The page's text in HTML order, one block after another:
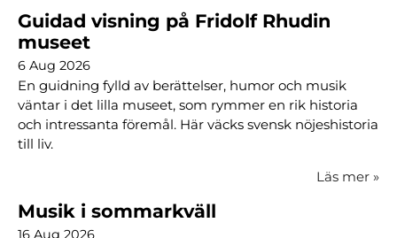
Guidad visning på Fridolf Rhudin
museet
6 Aug 2026
En guidning fylld av berättelser, humor och musik
väntar i det lilla museet, som rymmer en rik historia
och intressanta föremål. Här väcks svensk nöjeshistoria
till liv.
Läs mer »
Musik i sommarkväll
16 Aug 2026